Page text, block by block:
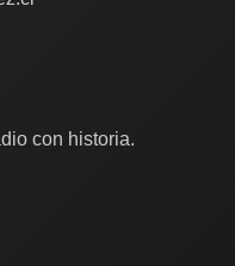
con historia.